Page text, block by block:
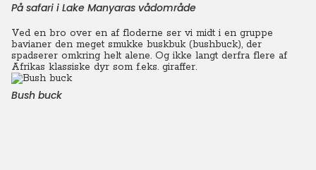
På safari i Lake Manyaras vådområde
Ved en bro over en af floderne ser vi midt i en gruppe
bavianer den meget smukke buskbuk (bushbuck), der
spadserer omkring helt alene. Og ikke langt derfra flere af
Afrikas klassiske dyr som f.eks. giraffer.
Bush buck